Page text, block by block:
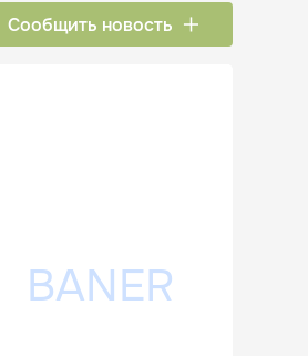
Сообщить новость